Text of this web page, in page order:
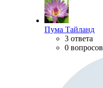
Пума Тайланд
3 ответа
0 вопросов